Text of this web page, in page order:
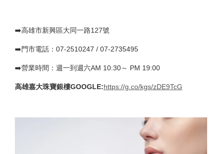
➡️高雄市新興區大同一路127號
➡️門市電話：07-2510247 / 07-2735495
➡️營業時間：週一到週六AM 10:30～ PM 19:00
高雄嘉大珠寶銀樓GOOGLE:https://g.co/kgs/zDE9TcG